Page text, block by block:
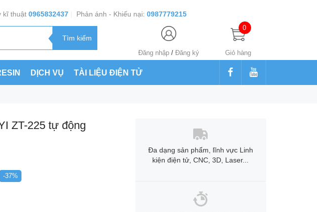
kĩ thuật 0965832437| Phản ánh - Khiếu nại: 0987779215
Đăng nhập/ Đăng ký Giỏ hàng
0
DỊCH VỤ TÀI LIỆU ĐIỆN TỬ
ZT-225 tự động
-37%
Đa dạng sản phẩm, lĩnh vực Linh
kiện điện tử, CNC, 3D, Laser...